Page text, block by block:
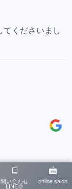
てくださいまし
問い合わせ
LINE＠
online salon